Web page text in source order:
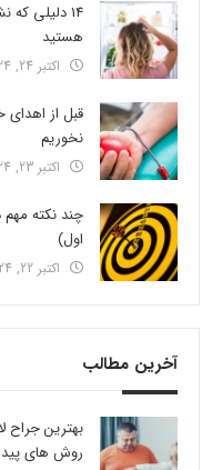
14 دلیلی
هستید
اکتبر 24, 2024
قبل از
نخوریم
اکتبر 23, 2024
چند نکته
اول)
اکتبر 22, 2024
آخرین مطالب
روش های